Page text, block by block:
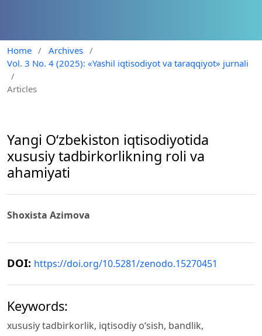
Home / Archives /
Vol. 3 No. 4 (2025): «Yashil iqtisodiyot va taraqqiyot» jurnali
/
Articles
Yangi O‘zbekiston iqtisodiyotida
xususiy tadbirkorlikning roli va
ahamiyati
Shoxista Azimova
DOI: https://doi.org/10.5281/zenodo.15270451
Keywords:
xususiy tadbirkorlik, iqtisodiy o‘sish, bandlik,